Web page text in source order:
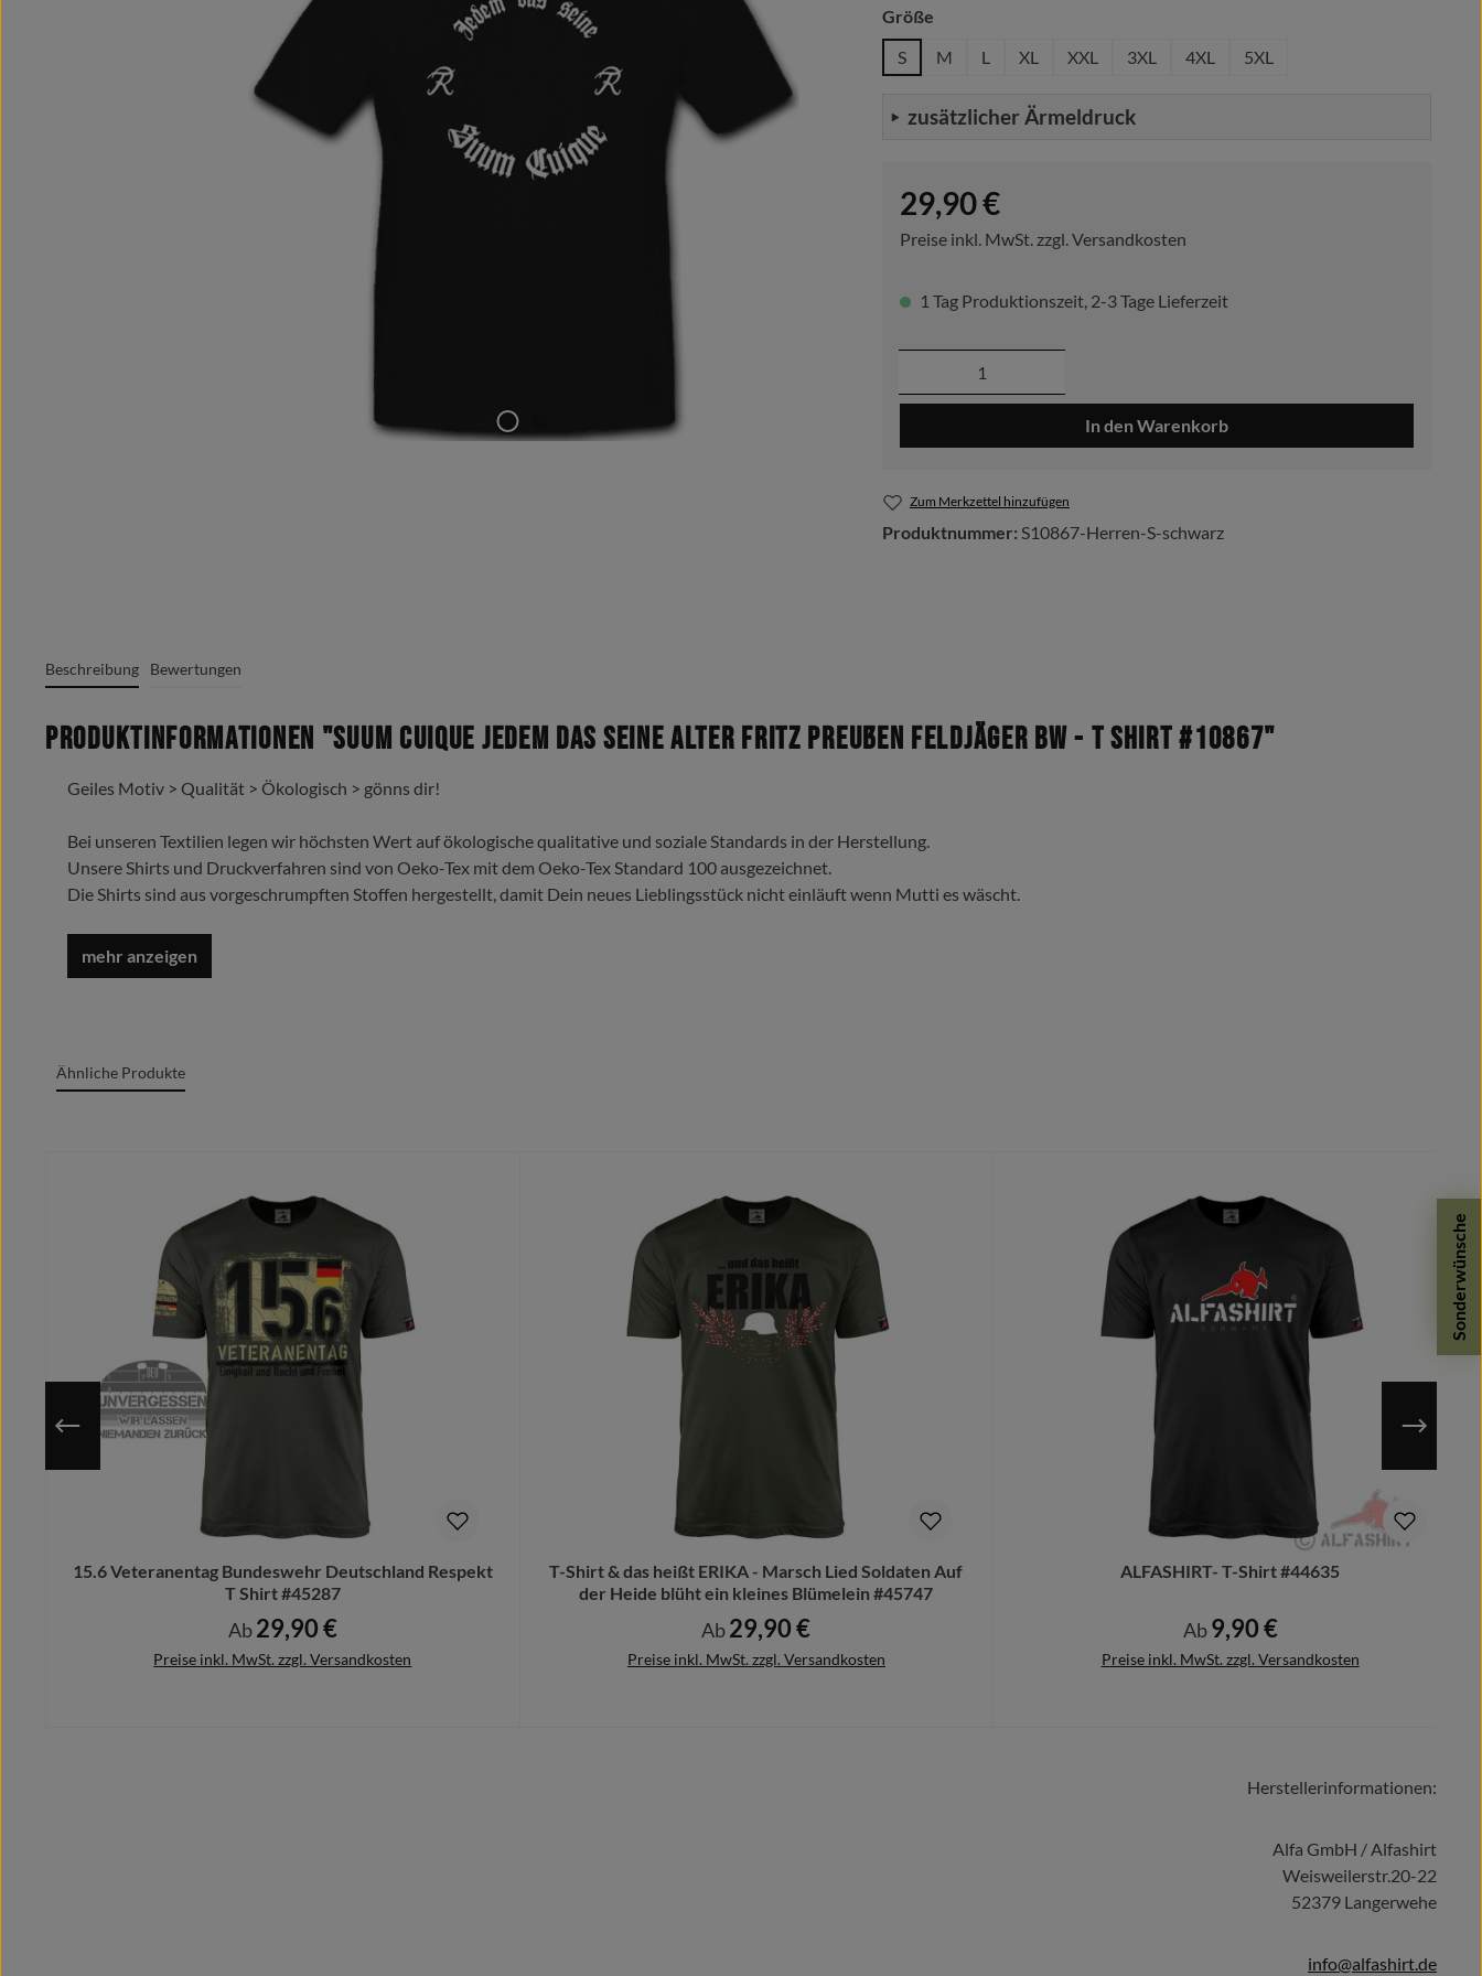
Größeauswählen
S
M L XL XXL 3XL 4XL 5XL
zusätzlicher Ärmeldruck
Regulärer Preis:
29,90 €
Preise inkl. MwSt. zzgl. Versandkosten
1 Tag Produktionszeit, 2-3 Tage Lieferzeit
Produkt Anzahl: Gib den gewünschten Wert ein
In den Warenkorb
Zum Merkzettel hinzufügen
Produktnummer: S10867-Herren-S-schwarz
Sonderwünsche
Beschreibung Bewertungen
Produktinformationen "Suum Cuique Jedem das Seine Alter Fritz Preußen Feldjäger BW - T Shirt #10867"
Geiles Motiv > Qualität > Ökologisch > gönns dir!
Bei unseren Textilien legen wir höchsten Wert auf ökologische qualitative und soziale Standards in der Herstellung.
Unsere Shirts und Druckverfahren sind von Oeko-Tex mit dem Oeko-Tex Standard 100 ausgezeichnet.
Die Shirts sind aus vorgeschrumpften Stoffen hergestellt, damit Dein neues Lieblingsstück nicht einläuft wenn Mutti es wäscht.
Trage es liebe es lebe es !
100% Baumwolle/cotton/coton(m.)/Algodón
Moderner zeitgemäßer Schnitt
Optimale Wärmeübertragung, angenehmes Tragegefühl
Extrem glatte und fusselfreie Oberfläche
Kragenband im Nacken für cleanes Finish
Individuell auf deine ausgewählte Größe gedruckt
Nutze die hinterlegte Größentabelle um sicher zu gehen, dass du die richtige Größe wählst.
Da das Motiv erst nach Bestelleingang auf deine gewählte Größe gedruckt wird, ist ein Umtausch nur aus Qualitätsmängeln möglich.
Du hast eine bessere/eigene Idee?
Schicke uns Deinen Motivwunsch vorab und wir designen Deinen Produktvorschlag kostenlos.
Bitte beachte hierbei, dass nach dem Kauf keine Änderungen mehr vorgenommen werden können.
Ähnliche Produkte
15.6 Veteranentag Bundeswehr Deutschland Respekt
T Shirt #45287
Regulärer Preis:
Ab29,90 €
Preise inkl. MwSt. zzgl. Versandkosten
T-Shirt & das heißt ERIKA - Marsch Lied Soldaten Auf
der Heide blüht ein kleines Blümelein #45747
Regulärer Preis:
Ab29,90 €
Preise inkl. MwSt. zzgl. Versandkosten
ALFASHIRT- T-Shirt #44635
Regulärer Preis:
Ab9,90 €
Preise inkl. MwSt. zzgl. Versandkosten
DetailsHerstellerinformationen:
Alfa GmbH / Alfashirt
Weisweilerstr.20-22
52379 Langerwehe
info@alfashirt.de